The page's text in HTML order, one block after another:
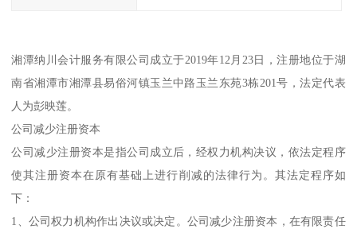
湘潭纳川会计服务有限公司成立于2019年12月23日，注册地位于湖
南省湘潭市湘潭县易俗河镇玉兰中路玉兰东苑3栋201号，法定代表
人为彭映莲。
公司减少注册资本
公司减少注册资本是指公司成立后，经权力机构决议，依法定程序
使其注册资本在原有基础上进行削减的法律行为。其法定程序如
下：
1、公司权力机构作出决议或决定。公司减少注册资本，在有限责任